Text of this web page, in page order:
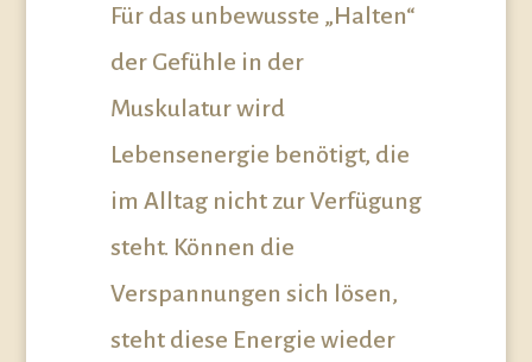
Für das unbewusste „Halten“
der Gefühle in der
Muskulatur wird
Lebensenergie benötigt, die
im Alltag nicht zur Verfügung
steht. Können die
Verspannungen sich lösen,
steht diese Energie wieder